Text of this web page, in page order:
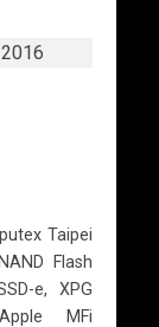
Taipei
Flash
e, XPG
MFi